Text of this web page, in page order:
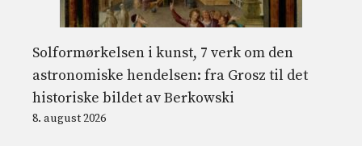
Solformørkelsen i kunst, 7 verk om den
astronomiske hendelsen: fra Grosz til det
historiske bildet av Berkowski
8. august 2026